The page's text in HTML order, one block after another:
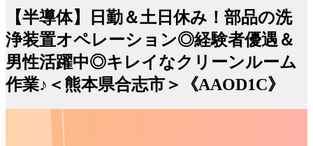
【半導体】日勤＆土日休み！部品の洗
浄装置オペレーション◎経験者優遇＆
男性活躍中◎キレイなクリーンルーム
作業♪＜熊本県合志市＞《AAOD1C》